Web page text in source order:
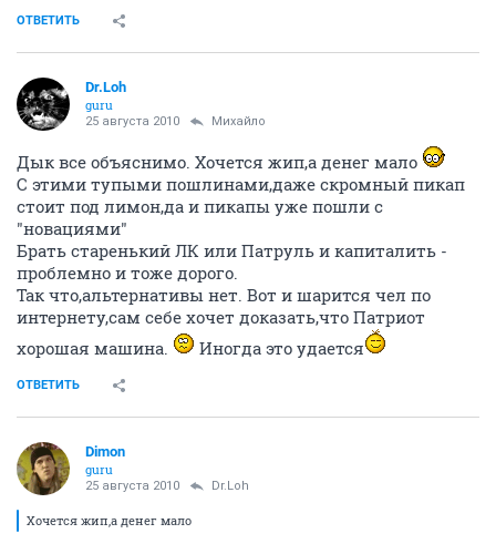
ОТВЕТИТЬ
Dr.Loh
guru
25 августа 2010 Михайло
Дык все объяснимо. Хочется жип,а денег мало
С этими тупыми пошлинами,даже скромный пикап
стоит под лимон,да и пикапы уже пошли с
"новациями"
Брать старенький ЛК или Патруль и капиталить -
проблемно и тоже дорого.
Так что,альтернативы нет. Вот и шарится чел по
интернету,сам себе хочет доказать,что Патриот
хорошая машина.
Иногда это удается
ОТВЕТИТЬ
Dimon
guru
25 августа 2010 Dr.Loh
Хочется жип,а денег мало